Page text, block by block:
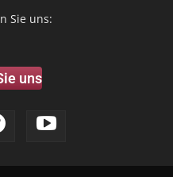
Sie uns:
uns